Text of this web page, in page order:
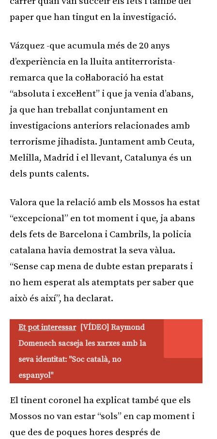
paper que han tingut en la investigació.
Vázquez -que acumula més de 20 anys
d’experiència en la lluita antiterrorista-
remarca que la col·laboració ha estat
“absoluta i excel·lent” i que ja venia d’abans,
ja que han treballat conjuntament en
investigacions anteriors relacionades amb
terrorisme jihadista. Juntament amb Ceuta,
Melilla, Madrid i el llevant, Catalunya és un
dels punts calents.
Valora que la relació amb els Mossos ha estat
“excepcional” en tot moment i que, ja abans
dels fets de Barcelona i Cambrils, la policia
catalana havia demostrat la seva vàlua.
“Sense cap mena de dubte estan preparats i
no hem esperat als atemptats per saber que
això és així”, ha declarat.
Et pot interessar [VÍDEO] Raymond
Domenech sacseja les xarxes amb la
seva identitat: "Soc català, no
espanyol"
El tinent coronel ha explicat també que els
Mossos no van estar “sols” en cap moment i
que des de poques hores després de